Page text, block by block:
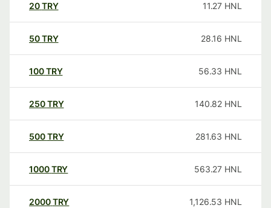
20TRY 11.27 HNL
50TRY 28.16 HNL
100TRY 56.33 HNL
250TRY 140.82 HNL
500TRY 281.63 HNL
1000TRY 563.27 HNL
2000TRY 1,126.53 HNL